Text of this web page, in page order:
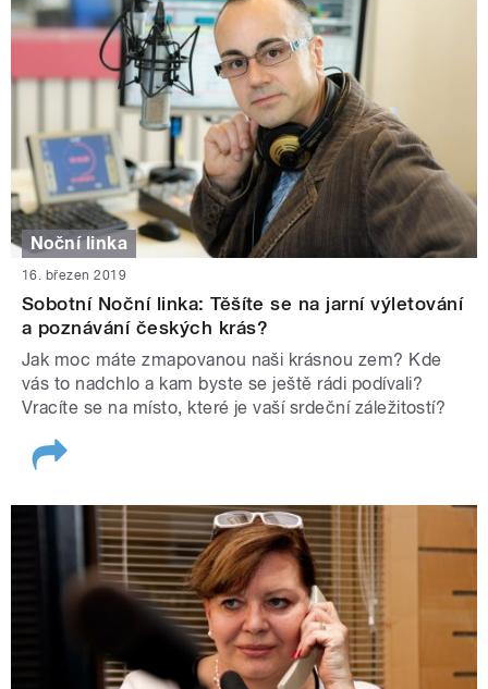
Noční linka
16. březen 2019
Sobotní Noční linka: Těšíte se na jarní výletování
a poznávání českých krás?
Jak moc máte zmapovanou naši krásnou zem? Kde
vás to nadchlo a kam byste se ještě rádi podívali?
Vracíte se na místo, které je vaší srdeční záležitostí?